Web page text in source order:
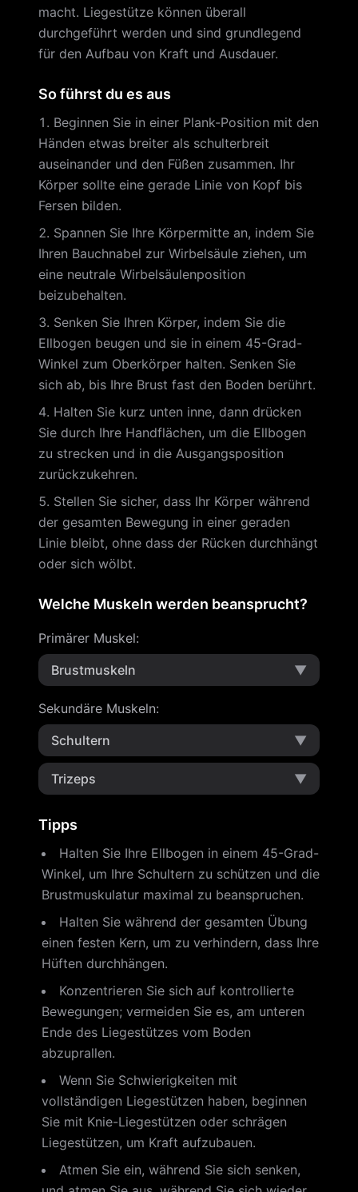
macht. Liegestütze können überall
durchgeführt werden und sind grundlegend
für den Aufbau von Kraft und Ausdauer.
So führst du es aus
Beginnen Sie in einer Plank-Position mit den
Händen etwas breiter als schulterbreit
auseinander und den Füßen zusammen. Ihr
Körper sollte eine gerade Linie von Kopf bis
Fersen bilden.
Spannen Sie Ihre Körpermitte an, indem Sie
Ihren Bauchnabel zur Wirbelsäule ziehen, um
eine neutrale Wirbelsäulenposition
beizubehalten.
Senken Sie Ihren Körper, indem Sie die
Ellbogen beugen und sie in einem 45-Grad-
Winkel zum Oberkörper halten. Senken Sie
sich ab, bis Ihre Brust fast den Boden berührt.
Halten Sie kurz unten inne, dann drücken
Sie durch Ihre Handflächen, um die Ellbogen
zu strecken und in die Ausgangsposition
zurückzukehren.
Stellen Sie sicher, dass Ihr Körper während
der gesamten Bewegung in einer geraden
Linie bleibt, ohne dass der Rücken durchhängt
oder sich wölbt.
Welche Muskeln werden beansprucht?
Primärer Muskel:
Brustmuskeln
▼
Sekundäre Muskeln:
Schultern
▼
Trizeps ▼
Tipps
Halten Sie Ihre Ellbogen in einem 45-Grad-
Winkel, um Ihre Schultern zu schützen und die
Brustmuskulatur maximal zu beanspruchen.
Halten Sie während der gesamten Übung
einen festen Kern, um zu verhindern, dass Ihre
Hüften durchhängen.
Konzentrieren Sie sich auf kontrollierte
Bewegungen; vermeiden Sie es, am unteren
Ende des Liegestützes vom Boden
abzuprallen.
Wenn Sie Schwierigkeiten mit
vollständigen Liegestützen haben, beginnen
Sie mit Knie-Liegestützen oder schrägen
Liegestützen, um Kraft aufzubauen.
Atmen Sie ein, während Sie sich senken,